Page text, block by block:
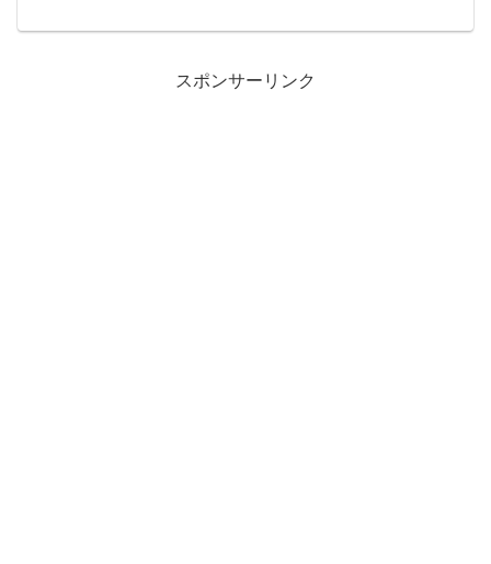
スポンサーリンク